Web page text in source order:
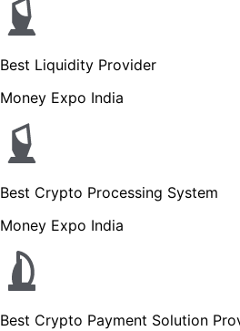
Best Liquidity Provider
Money Expo India
Best Crypto Processing System
Money Expo India
Best Crypto Payment Solution